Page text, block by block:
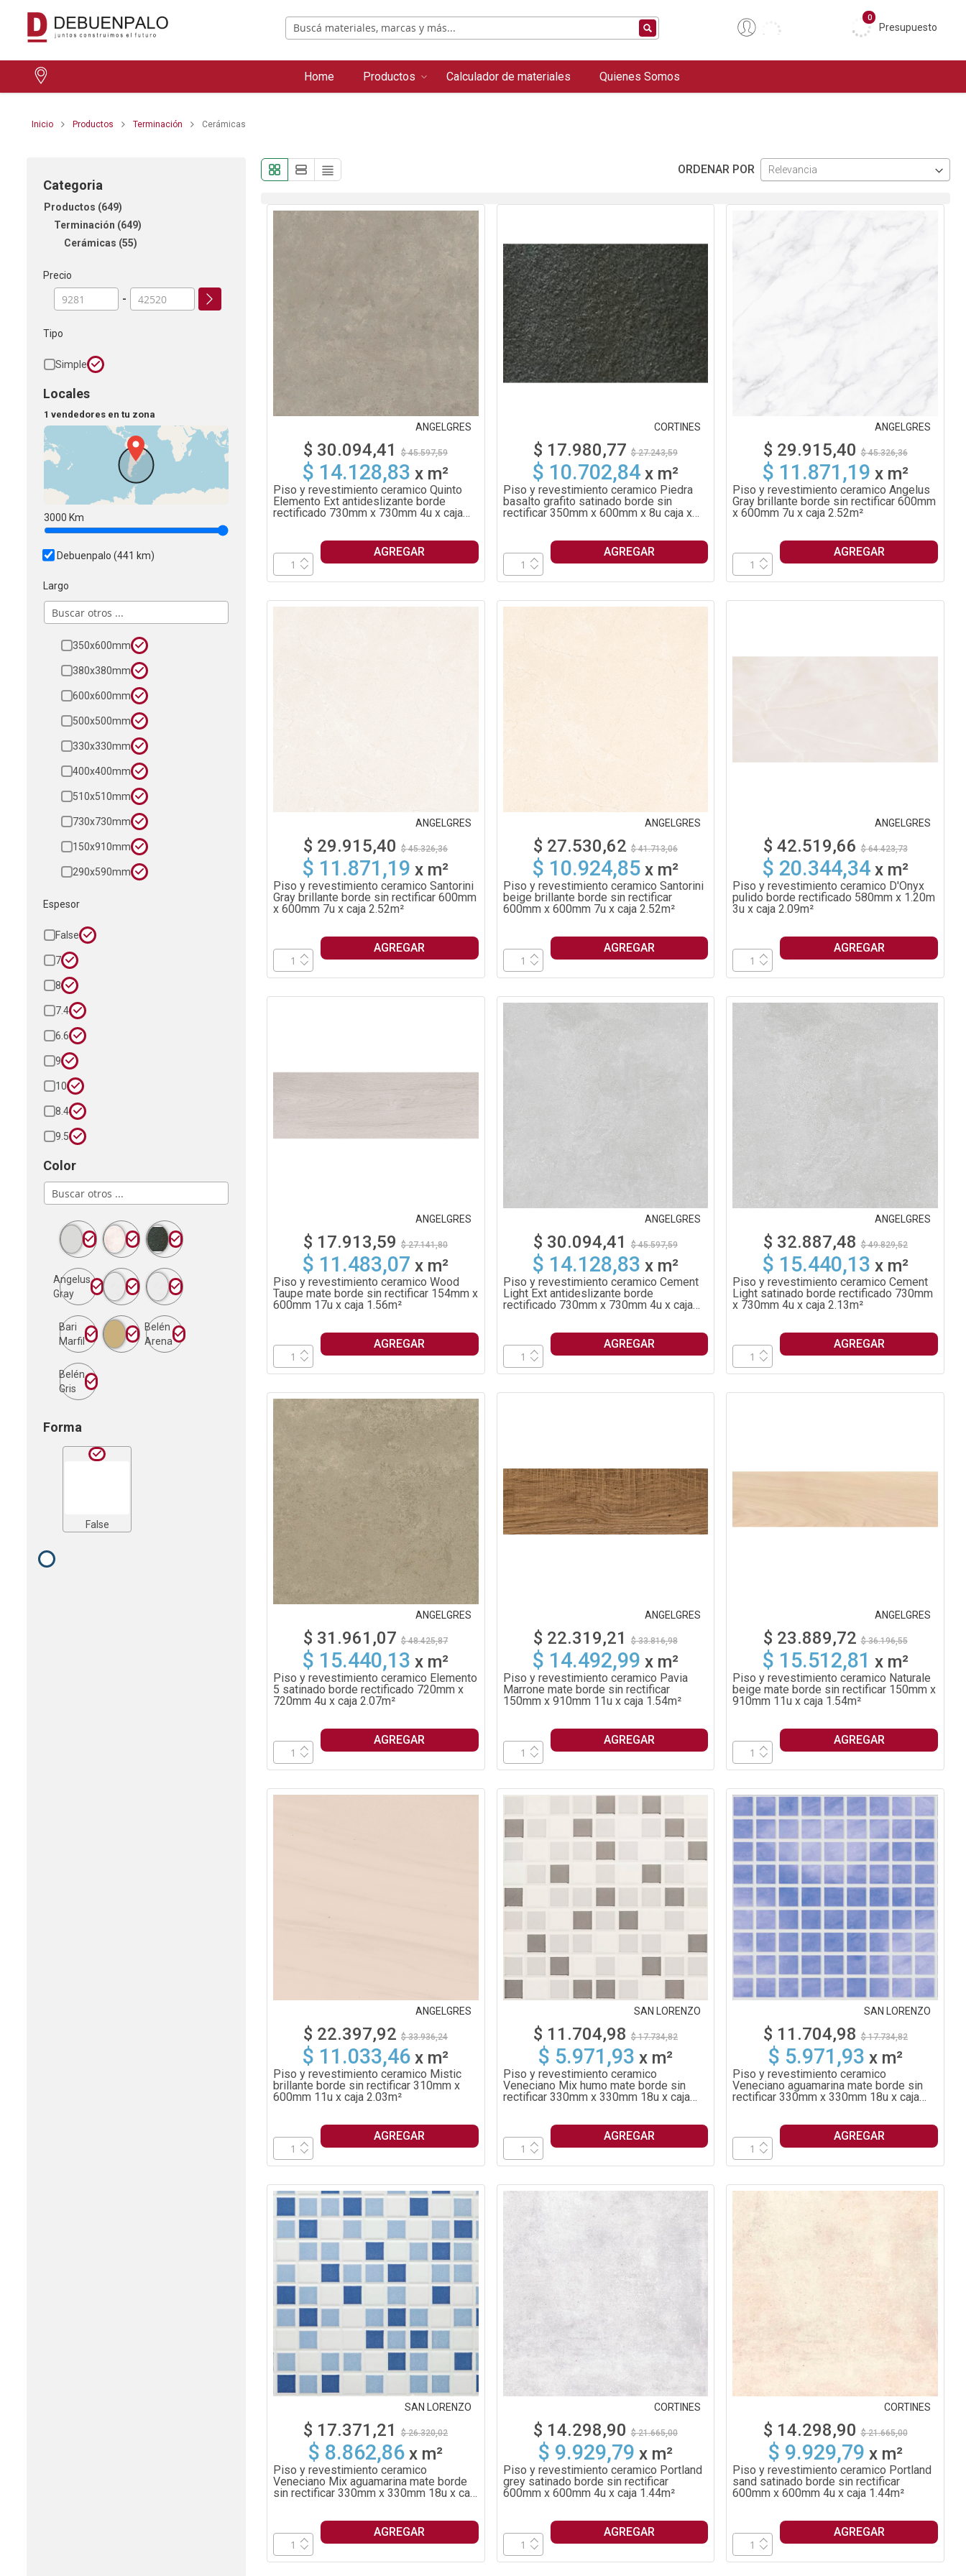
0
Presupuesto
Home Productos Calculador de materiales Quienes Somos
Inicio Productos Terminación Cerámicas
Categoria
Productos
649
Terminación
649
Cerámicas 55
Precio
-
Tipo
Simple
Locales
1 vendedores en tu zona
3000 Km
Debuenpalo (441 km)
Largo
350x600mm
380x380mm
600x600mm
500x500mm
330x330mm
400x400mm
510x510mm
730x730mm
150x910mm
290x590mm
Espesor
False
7
8
7.4
6.6
9
10
8.4
9.5
Color
Angelus
Gray
Bari
Marfil
Belén
Arena
Belén
Gris
Forma
False
ORDENAR POR
ANGELGRES
$ 30.094,41$ 45.597,59
$ 14.128,83 x m²
Piso y revestimiento ceramico Quinto
Elemento Ext antideslizante borde
rectificado 730mm x 730mm 4u x caja
AGREGAR
CORTINES
$ 17.980,77 $ 27.243,59
$ 10.702,84x m²
Piso y revestimiento ceramico Piedra
basalto grafito satinado borde sin
rectificar 350mm x 600mm x 8u caja x
AGREGAR
ANGELGRES
$ 29.915,40$ 45.326,36
$ 11.871,19 x m²
Piso y revestimiento ceramico Angelus
Gray brillante borde sin rectificar 600mm
x 600mm 7u x caja 2.52m²
AGREGAR
ANGELGRES
$ 29.915,40$ 45.326,36
$ 11.871,19 x m²
Piso y revestimiento ceramico Santorini
Gray brillante borde sin rectificar 600mm
x 600mm 7u x caja 2.52m²
AGREGAR
ANGELGRES
$ 27.530,62 $ 41.713,06
$ 10.924,85x m²
Piso y revestimiento ceramico Santorini
beige brillante borde sin rectificar
600mm x 600mm 7u x caja 2.52m²
AGREGAR
ANGELGRES
$ 42.519,66$ 64.423,73
$ 20.344,34x m²
Piso y revestimiento ceramico D'Onyx
pulido borde rectificado 580mm x 1.20m
3u x caja 2.09m²
AGREGAR
ANGELGRES
$ 17.913,59$ 27.141,80
$ 11.483,07 x m²
Piso y revestimiento ceramico Wood
Taupe mate borde sin rectificar 154mm x
600mm 17u x caja 1.56m²
AGREGAR
ANGELGRES
$ 30.094,41 $ 45.597,59
$ 14.128,83 x m²
Piso y revestimiento ceramico Cement
Light Ext antideslizante borde
rectificado 730mm x 730mm 4u x caja
AGREGAR
ANGELGRES
$ 32.887,48$ 49.829,52
$ 15.440,13 x m²
Piso y revestimiento ceramico Cement
Light satinado borde rectificado 730mm
x 730mm 4u x caja 2.13m²
AGREGAR
ANGELGRES
$ 31.961,07$ 48.425,87
$ 15.440,13 x m²
Piso y revestimiento ceramico Elemento
5 satinado borde rectificado 720mm x
720mm 4u x caja 2.07m²
AGREGAR
ANGELGRES
$ 22.319,21 $ 33.816,98
$ 14.492,99 x m²
Piso y revestimiento ceramico Pavia
Marrone mate borde sin rectificar
150mm x 910mm 11u x caja 1.54m²
AGREGAR
ANGELGRES
$ 23.889,72$ 36.196,55
$ 15.512,81 x m²
Piso y revestimiento ceramico Naturale
beige mate borde sin rectificar 150mm x
910mm 11u x caja 1.54m²
AGREGAR
ANGELGRES
$ 22.397,92$ 33.936,24
$ 11.033,46 x m²
Piso y revestimiento ceramico Mistic
brillante borde sin rectificar 310mm x
600mm 11u x caja 2.03m²
AGREGAR
SAN LORENZO
$ 11.704,98 $ 17.734,82
$ 5.971,93 x m²
Piso y revestimiento ceramico
Veneciano Mix humo mate borde sin
rectificar 330mm x 330mm 18u x caja
AGREGAR
SAN LORENZO
$ 11.704,98$ 17.734,82
$ 5.971,93 x m²
Piso y revestimiento ceramico
Veneciano aguamarina mate borde sin
rectificar 330mm x 330mm 18u x caja
AGREGAR
SAN LORENZO
$ 17.371,21$ 26.320,02
$ 8.862,86 x m²
Piso y revestimiento ceramico
Veneciano Mix aguamarina mate borde
sin rectificar 330mm x 330mm 18u x caja
AGREGAR
CORTINES
$ 14.298,90 $ 21.665,00
$ 9.929,79 x m²
Piso y revestimiento ceramico Portland
grey satinado borde sin rectificar
600mm x 600mm 4u x caja 1.44m²
AGREGAR
CORTINES
$ 14.298,90$ 21.665,00
$ 9.929,79 x m²
Piso y revestimiento ceramico Portland
sand satinado borde sin rectificar
600mm x 600mm 4u x caja 1.44m²
AGREGAR